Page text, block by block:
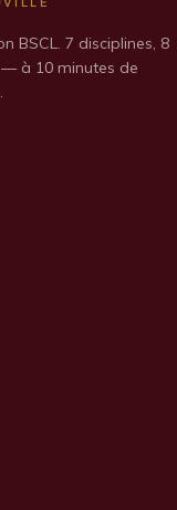
BSCL. 7 disciplines, 8
à 10 minutes de